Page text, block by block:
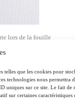
telles que les cookies pour
technologies nous permettra
uniques sur ce site. Le fait de
sur certaines caractéristiques
lors de la fouille
Inrap